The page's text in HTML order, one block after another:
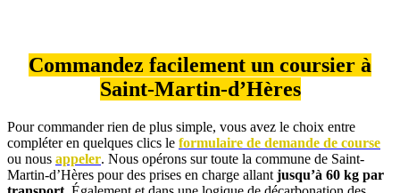
Commandez facilement un coursier à
Saint-Martin-d’Hères
Pour commander rien de plus simple, vous avez le choix entre
compléter en quelques clics le formulaire de demande de course
ou nous appeler. Nous opérons sur toute la commune de Saint-
Martin-d’Hères pour des prises en charge allant jusqu’à 60 kg par